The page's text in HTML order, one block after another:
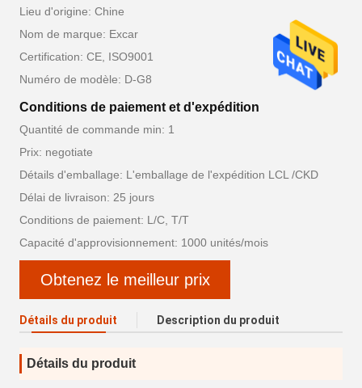
Lieu d'origine: Chine
Nom de marque: Excar
Certification: CE, ISO9001
Numéro de modèle: D-G8
Conditions de paiement et d'expédition
Quantité de commande min: 1
Prix: negotiate
Détails d'emballage: L'emballage de l'expédition LCL /CKD
Délai de livraison: 25 jours
Conditions de paiement: L/C, T/T
Capacité d'approvisionnement: 1000 unités/mois
Obtenez le meilleur prix
Détails du produit Description du produit
Détails du produit